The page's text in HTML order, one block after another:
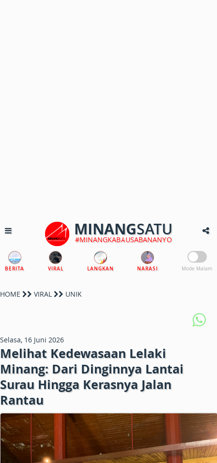
MINANGSATU
#MINANGKABAUSABANANYO
BERITA VIRAL LANGKAN NARASI Mode Malam
HOME VIRAL UNIK
Selasa, 16 Juni 2026
Melihat Kedewasaan Lelaki
Minang: Dari Dinginnya Lantai
Surau Hingga Kerasnya Jalan
Rantau